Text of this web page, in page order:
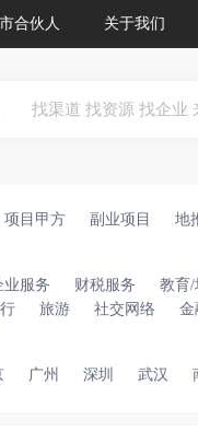
合伙人 关于我们
项目甲方 副业项目
地
业服务 财税服务
教育/
旅游 社交网络
金
广州 深圳 武汉